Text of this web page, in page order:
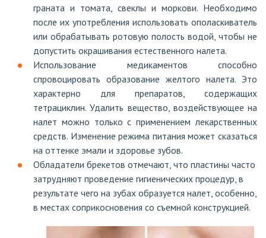
граната и томата, свеклы и моркови. Необходимо
после их употребления использовать ополаскиватель
или обрабатывать ротовую полость водой, чтобы не
допустить окрашивания естественного налета.
Использование медикаментов способно
спровоцировать образование желтого налета. Это
характерно для препаратов, содержащих
тетрациклин. Удалить вещество, воздействующее на
налет можно только с применением лекарственных
средств. Изменение режима питания может сказаться
на оттенке эмали и здоровье зубов.
Обладатели брекетов отмечают, что пластины часто
затрудняют проведение гигиенических процедур, в
результате чего на зубах образуется налет, особенно,
в местах соприкосновения со съемной конструкцией.